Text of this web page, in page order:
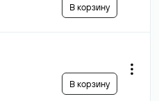
В корзину
В корзину